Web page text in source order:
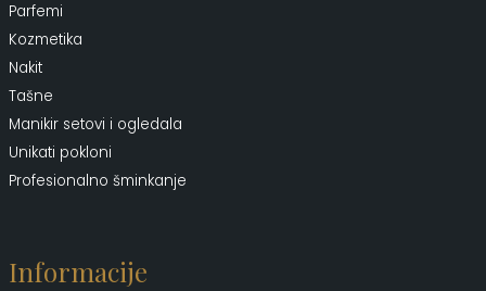
Parfemi
Kozmetika
Nakit
Tašne
Manikir setovi i ogledala
Unikati pokloni
Profesionalno šminkanje
Informacije